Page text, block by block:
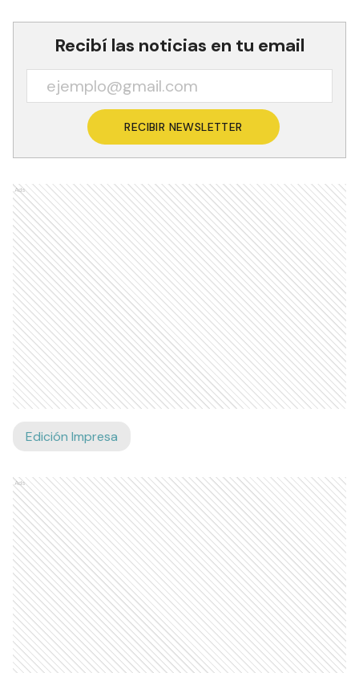
Recibí las noticias en tu email
RECIBIR NEWSLETTER
Ads
Edición Impresa
Ads